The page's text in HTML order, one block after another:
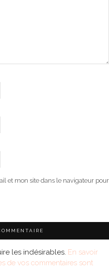
et mon site dans le navigateur pour
les indésirables. En savoir
de vos commentaires sont